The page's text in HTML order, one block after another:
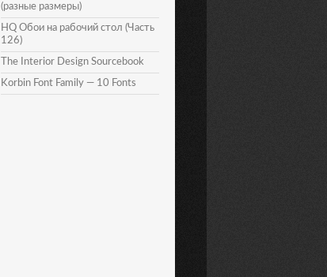
(разные размеры)
HQ Обои на рабочий стол (Часть
126)
The Interior Design Sourcebook
Korbin Font Family — 10 Fonts